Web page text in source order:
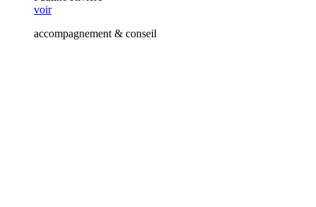
voir
accompagnement & conseil